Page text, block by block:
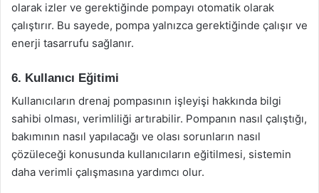
olarak izler ve gerektiğinde pompayı otomatik olarak
çalıştırır. Bu sayede, pompa yalnızca gerektiğinde çalışır ve
enerji tasarrufu sağlanır.
6. Kullanıcı Eğitimi
Kullanıcıların drenaj pompasının işleyişi hakkında bilgi
sahibi olması, verimliliği artırabilir. Pompanın nasıl çalıştığı,
bakımının nasıl yapılacağı ve olası sorunların nasıl
çözüleceği konusunda kullanıcıların eğitilmesi, sistemin
daha verimli çalışmasına yardımcı olur.